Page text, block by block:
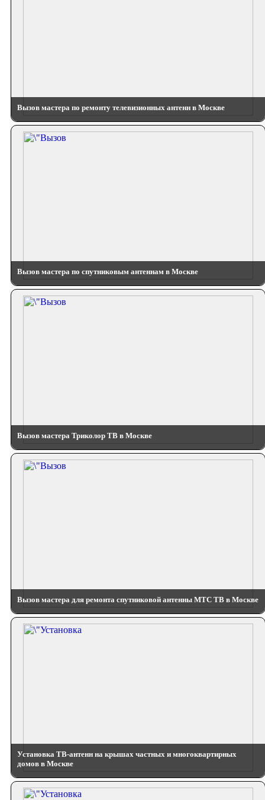
Вызов мастера по ремонту телевизионных антенн в Москве
Вызов мастера по спутниковым антеннам в Москве
Вызов мастера Триколор ТВ в Москве
Вызов мастера для ремонта спутниковой антенны МТС ТВ в Москве
Установка ТВ-антенн на крышах частных и многоквартирных
домов в Москве